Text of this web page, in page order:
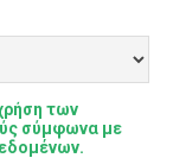
των
σύμφωνα με